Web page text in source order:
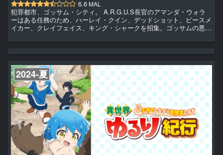
6.6 MAL
犯罪都市、ゴッサム・シティ。 A.R.G.U.S長官のアマンダ・ウォラ
ーはある任務のため、ハーレイ・クイン、デッドショット、ピースメ
イカー、クレイフェイス、キング・シャークを招集。ゴッサムの悪党
法の世界、オークが闊歩しドラゴンが空を翔ける"異世界＝
であと72時間…。 タイムリミットが迫るハーレイ達。 ...
2024-夏